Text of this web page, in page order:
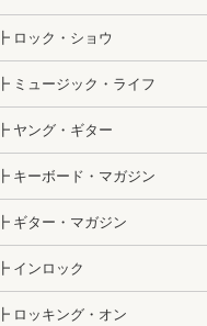
┣ ロック・ショウ
┣ ミュージック・ライフ
┣ ヤング・ギター
┣ キーボード・マガジン
┣ ギター・マガジン
┣ インロック
┣ ロッキング・オン